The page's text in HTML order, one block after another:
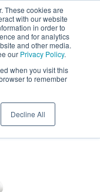
These cookies are
with our website
in order to
and for analytics
and other media.
our Privacy Policy.
when you visit this
to remember
Decline All